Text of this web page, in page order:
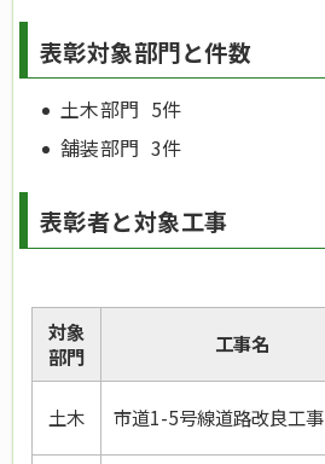
表彰対象部門と件数
土木部門 5件
舗装部門 3件
表彰者と対象工事
対象
部門
工事名
土木 市道1-5号線道路改良工事